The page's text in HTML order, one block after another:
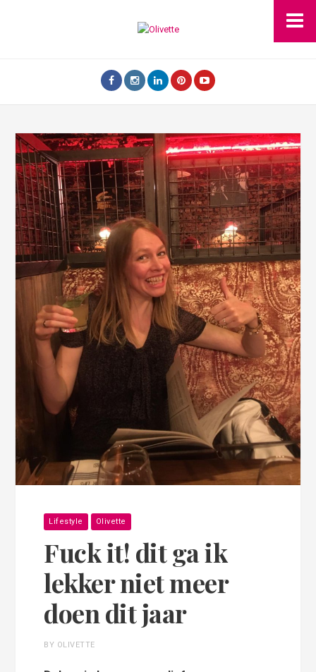
Lifestyle Olivette
Fuck it! dit ga ik
lekker niet meer
doen dit jaar
BY OLIVETTE